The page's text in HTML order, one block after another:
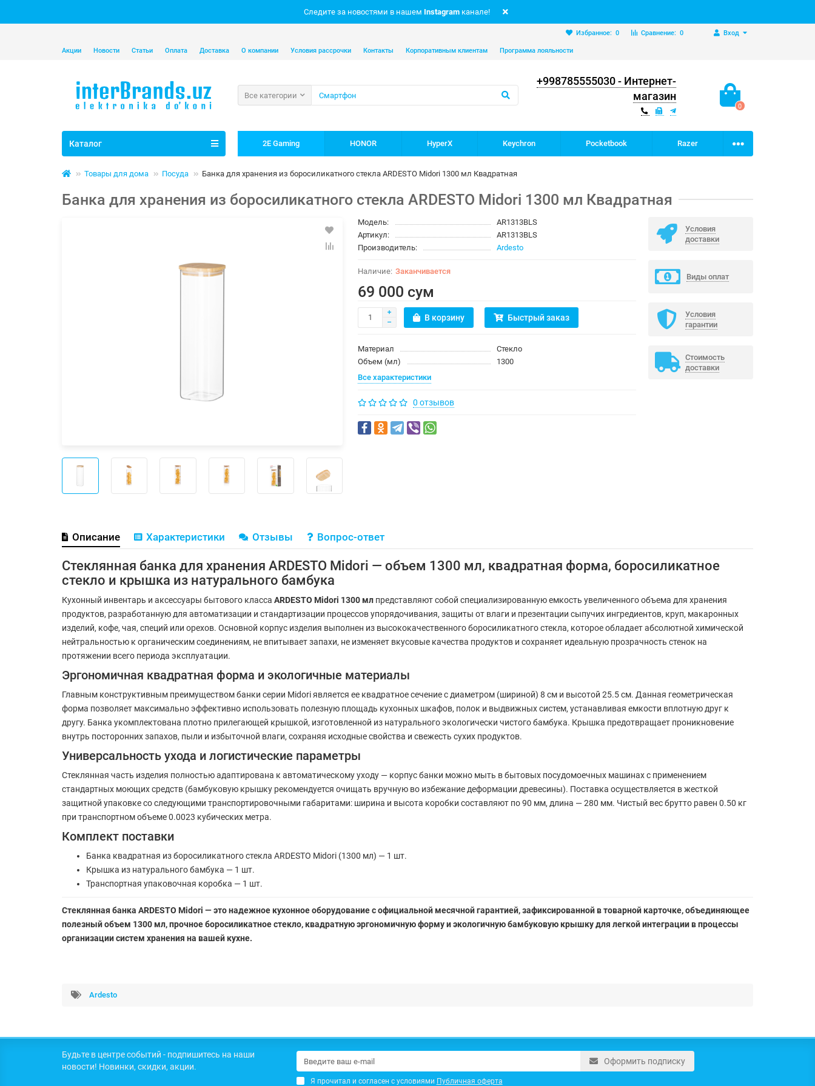
Следите за новостями в нашем Instagram канале!
Вход
Сравнение: 0
Избранное: 0
Акции Новости Статьи Оплата Доставка О компании Условия рассрочки Контакты Корпоративным клиентам Программа лояльности
+998785555030 - Интернет-
магазин
0
Все категории
Каталог 2E Gaming HONOR HyperX Keychron Pocketbook Razer
Товары для дома Посуда Банка для хранения из боросиликатного стекла ARDESTO Midori 1300 мл Квадратная
Банка для хранения из боросиликатного стекла ARDESTO Midori 1300 мл Квадратная
Модель:
AR1313BLS
Артикул:
AR1313BLS
Производитель:
Ardesto
Заканчивается
69 000 сум
В корзину Быстрый заказ
Материал
Стекло
Объем (мл)
1300
Все характеристики
0 отзывов
Условия
доставки
Виды оплат
Условия
гарантии
Стоимость
доставки
Описание Характеристики Отзывы Вопрос-ответ
Стеклянная банка для хранения ARDESTO Midori — объем 1300 мл, квадратная форма, боросиликатное
стекло и крышка из натурального бамбука
Кухонный инвентарь и аксессуары бытового класса ARDESTO Midori 1300 мл представляют собой специализированную емкость увеличенного объема для хранения
продуктов, разработанную для автоматизации и стандартизации процессов упорядочивания, защиты от влаги и презентации сыпучих ингредиентов, круп, макаронных
изделий, кофе, чая, специй или орехов. Основной корпус изделия выполнен из высококачественного боросиликатного стекла, которое обладает абсолютной химической
нейтральностью к органическим соединениям, не впитывает запахи, не изменяет вкусовые качества продуктов и сохраняет идеальную прозрачность стенок на
протяжении всего периода эксплуатации.
Эргономичная квадратная форма и экологичные материалы
Главным конструктивным преимуществом банки серии Midori является ее квадратное сечение с диаметром (шириной) 8 см и высотой 25.5 см. Данная геометрическая
форма позволяет максимально эффективно использовать полезную площадь кухонных шкафов, полок и выдвижных систем, устанавливая емкости вплотную друг к
другу. Банка укомплектована плотно прилегающей крышкой, изготовленной из натурального экологически чистого бамбука. Крышка предотвращает проникновение
внутрь посторонних запахов, пыли и избыточной влаги, сохраняя исходные свойства и свежесть сухих продуктов.
Универсальность ухода и логистические параметры
Стеклянная часть изделия полностью адаптирована к автоматическому уходу — корпус банки можно мыть в бытовых посудомоечных машинах с применением
стандартных моющих средств (бамбуковую крышку рекомендуется очищать вручную во избежание деформации древесины). Поставка осуществляется в жесткой
защитной упаковке со следующими транспортировочными габаритами: ширина и высота коробки составляют по 90 мм, длина — 280 мм. Чистый вес брутто равен 0.50 кг
при транспортном объеме 0.0023 кубических метра.
Комплект поставки
Банка квадратная из боросиликатного стекла ARDESTO Midori (1300 мл) — 1 шт.
Крышка из натурального бамбука — 1 шт.
Транспортная упаковочная коробка — 1 шт.
Стеклянная банка ARDESTO Midori — это надежное кухонное оборудование с официальной месячной гарантией, зафиксированной в товарной карточке, объединяющее
полезный объем 1300 мл, прочное боросиликатное стекло, квадратную эргономичную форму и экологичную бамбуковую крышку для легкой интеграции в процессы
организации систем хранения на вашей кухне.
Ardesto
Будьте в центре событий - подпишитесь на наши
новости! Новинки, скидки, акции.
Оформить подписку
Я прочитал и согласен с условиями Публичная оферта